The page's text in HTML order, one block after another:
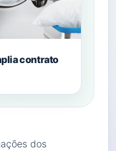
contrato
dos